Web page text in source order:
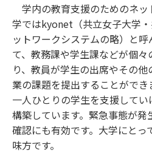
学内の教育支援のためのネッ
学ではkyonet（共立女子大学
ットワークシステムの略）と
て、教務課や学生課などが個
り、教員が学生の出席やその
業の課題を提出することがで
一人ひとりの学生を支援して
構築しています。緊急事態が
確認にも有効です。大学にとっ
味方です。